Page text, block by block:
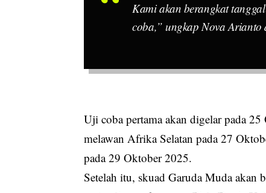
Kami akan berangkat
coba,” ungkap Nova Arianto
Uji coba pertama akan digelar pada
melawan Afrika Selatan pada 27
pada 29 Oktober 2025.
Setelah itu, skuad Garuda Muda akan